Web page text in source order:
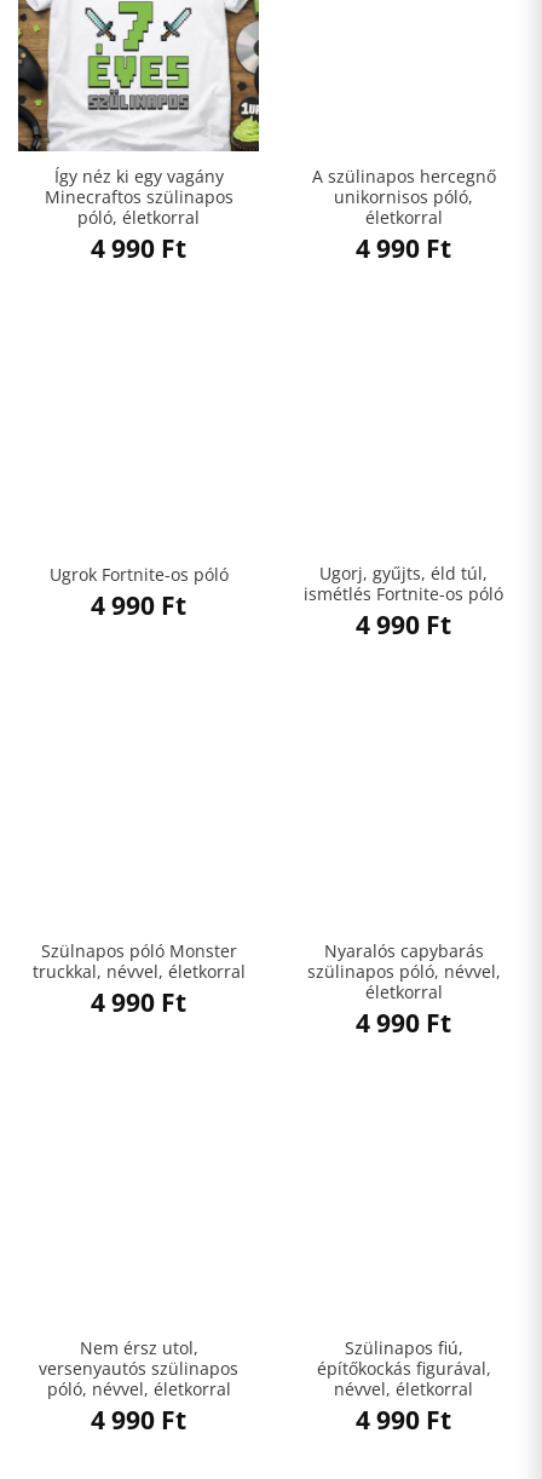
Így néz ki egy vagány
Minecraftos szülinapos
póló, életkorral
4 990 Ft
A szülinapos hercegnő
unikornisos póló,
életkorral
4 990 Ft
Ugrok Fortnite-os póló
4 990 Ft
Ugorj, gyűjts, éld túl,
ismétlés Fortnite-os póló
4 990 Ft
Szülnapos póló Monster
truckkal, névvel, életkorral
4 990 Ft
Nyaralós capybarás
szülinapos póló, névvel,
életkorral
4 990 Ft
Nem érsz utol,
versenyautós szülinapos
póló, névvel, életkorral
4 990 Ft
Szülinapos fiú,
építőkockás figurával,
névvel, életkorral
4 990 Ft